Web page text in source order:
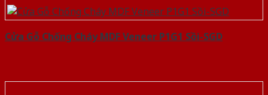
Cửa Gỗ Chống Cháy MDF Veneer P1G1 Sồi-SGD